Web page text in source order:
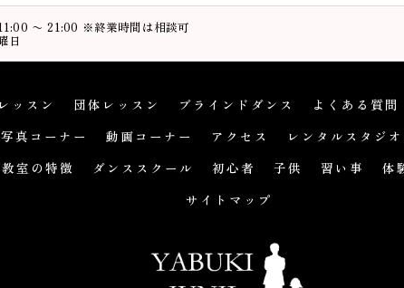
〜 21:00 ※終業時間は相談可
日
ッスン 団体レッスン ブラインドダンス よくある質問
写真コーナー 動画コーナー アクセス レンタルスタジ
室の特徴 ダンススクール 初心者 子供 習い事 体
サイトマップ